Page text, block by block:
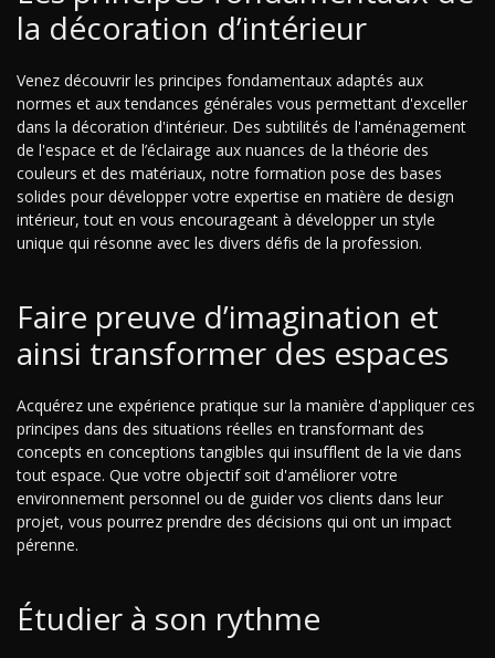
la décoration d’intérieur
Venez découvrir les principes fondamentaux adaptés aux
normes et aux tendances générales vous permettant d'exceller
dans la décoration d'intérieur. Des subtilités de l'aménagement
de l'espace et de l’éclairage aux nuances de la théorie des
couleurs et des matériaux, notre formation pose des bases
solides pour développer votre expertise en matière de design
intérieur, tout en vous encourageant à développer un style
unique qui résonne avec les divers défis de la profession.
Faire preuve d’imagination et
ainsi transformer des espaces
Acquérez une expérience pratique sur la manière d'appliquer ces
principes dans des situations réelles en transformant des
concepts en conceptions tangibles qui insufflent de la vie dans
tout espace. Que votre objectif soit d'améliorer votre
environnement personnel ou de guider vos clients dans leur
projet, vous pourrez prendre des décisions qui ont un impact
pérenne.
Étudier à son rythme